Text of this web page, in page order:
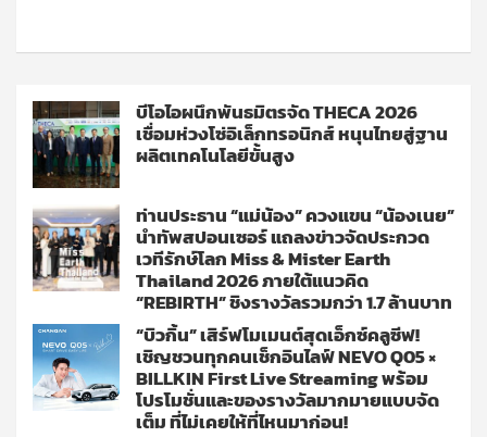
บีโอไอผนึกพันธมิตรจัด THECA 2026
เชื่อมห่วงโซ่อิเล็กทรอนิกส์ หนุนไทยสู่ฐาน
ผลิตเทคโนโลยีขั้นสูง
ท่านประธาน “แม่น้อง” ควงแขน “น้องเนย”
นำทัพสปอนเซอร์ แถลงข่าวจัดประกวด
เวทีรักษ์โลก Miss & Mister Earth
Thailand 2026 ภายใต้แนวคิด
“REBIRTH” ชิงรางวัลรวมกว่า 1.7 ล้านบาท
“บิวกิ้น” เสิร์ฟโมเมนต์สุดเอ็กซ์คลูซีฟ!
เชิญชวนทุกคนเช็กอินไลฟ์ NEVO Q05 ×
BILLKIN First Live Streaming พร้อม
โปรโมชั่นและของรางวัลมากมายแบบจัด
เต็ม ที่ไม่เคยให้ที่ไหนมาก่อน!